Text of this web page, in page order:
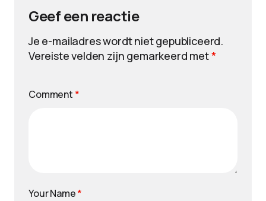
Geef een reactie
Je e-mailadres wordt niet gepubliceerd.
Vereiste velden zijn gemarkeerd met*
Comment *
Your Name*